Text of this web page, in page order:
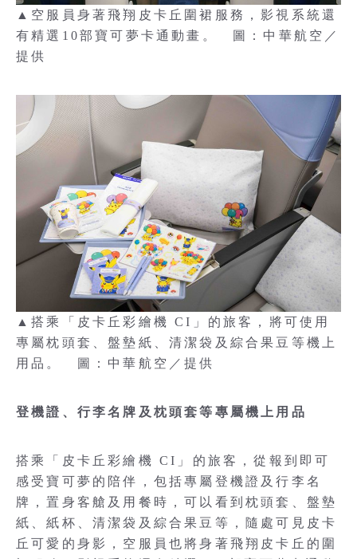
▲空服員身著飛翔皮卡丘圍裙服務，影視系統還
有精選10部寶可夢卡通動畫。 圖：中華航空／
提供
▲搭乘「皮卡丘彩繪機 CI」的旅客，將可使用
專屬枕頭套、盤墊紙、清潔袋及綜合果豆等機上
用品。 圖：中華航空／提供
登機證、行李名牌及枕頭套等專屬機上用品
搭乘「皮卡丘彩繪機 CI」的旅客，從報到即可
感受寶可夢的陪伴，包括專屬登機證及行李名
牌，置身客艙及用餐時，可以看到枕頭套、盤墊
紙、紙杯、清潔袋及綜合果豆等，隨處可見皮卡
丘可愛的身影，空服員也將身著飛翔皮卡丘的圍